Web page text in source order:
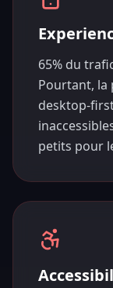
65% du
Pourtant, la
desktop-
petits pour